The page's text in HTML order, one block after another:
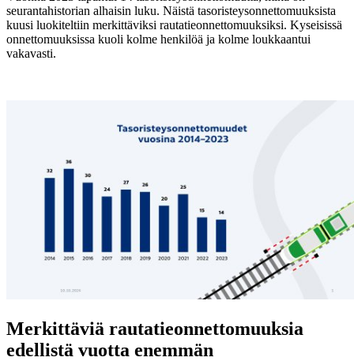
seurantahistorian alhaisin luku. Näistä tasoristeysonnettomuuksista
kuusi luokiteltiin merkittäviksi rautatieonnettomuuksiksi. Kyseisissä
onnettomuuksissa kuoli kolme henkilöä ja kolme loukkaantui
vakavasti.
Merkittäviä rautatieonnettomuuksia
edellistä vuotta enemmän